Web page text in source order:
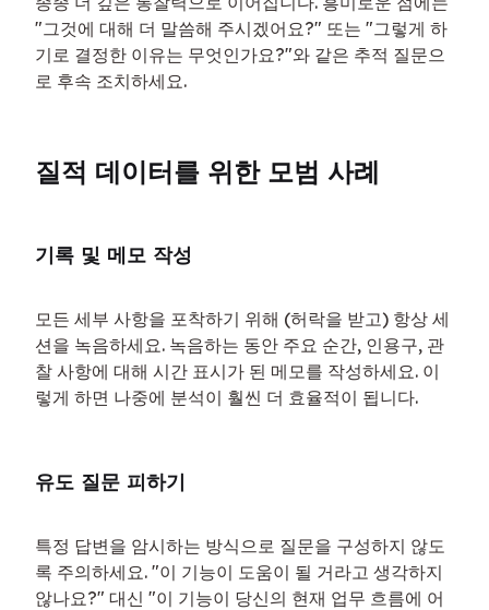
"그것에 대해 더 말씀해 주시겠어요?" 또는 "그렇게 하
기로 결정한 이유는 무엇인가요?"와 같은 추적 질문으
로 후속 조치하세요.
질적 데이터를 위한 모범 사례
기록 및 메모 작성
모든 세부 사항을 포착하기 위해 (허락을 받고) 항상 세
션을 녹음하세요. 녹음하는 동안 주요 순간, 인용구, 관
찰 사항에 대해 시간 표시가 된 메모를 작성하세요. 이
렇게 하면 나중에 분석이 훨씬 더 효율적이 됩니다.
유도 질문 피하기
특정 답변을 암시하는 방식으로 질문을 구성하지 않도
록 주의하세요. "이 기능이 도움이 될 거라고 생각하지
않나요?" 대신 "이 기능이 당신의 현재 업무 흐름에 어